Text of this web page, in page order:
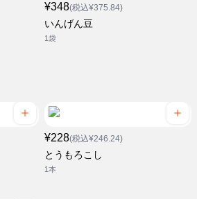
¥348(税込¥375.84)
いんげん豆
1袋
¥228(税込¥246.24)
とうもろこし
1本